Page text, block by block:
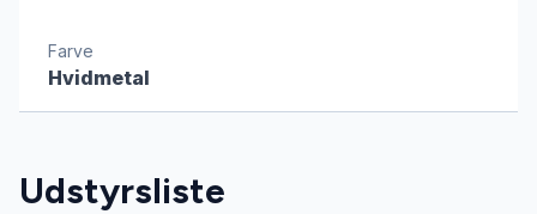
Farve
Hvidmetal
Udstyrsliste